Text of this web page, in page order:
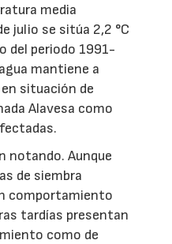
media
julio se sitúa 2,2 °C
del periodo 1991-
mantiene a
situación de
Alavesa como
notando. Aunque
de siembra
comportamiento
tardías presentan
como de